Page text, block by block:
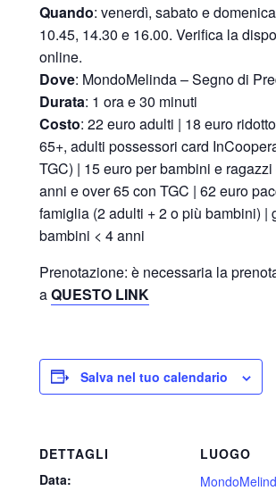
Quando: venerdì, sabato e
10.45, 14.30 e 16.00. Verifica la
online.
Dove: MondoMelinda – Segno di
Durata: 1 ora e 30 minuti
Costo: 22 euro adulti | 18 euro
65+, adulti possessori card
TGC) | 15 euro per bambini e
anni e over 65 con TGC | 62 euro
famiglia (2 adulti + 2 o più bambini) |
bambini < 4 anni
Prenotazione: è necessaria la
aQUESTO LINK
Salva nel tuo calendario
DETTAGLI
Data:
LUOGO